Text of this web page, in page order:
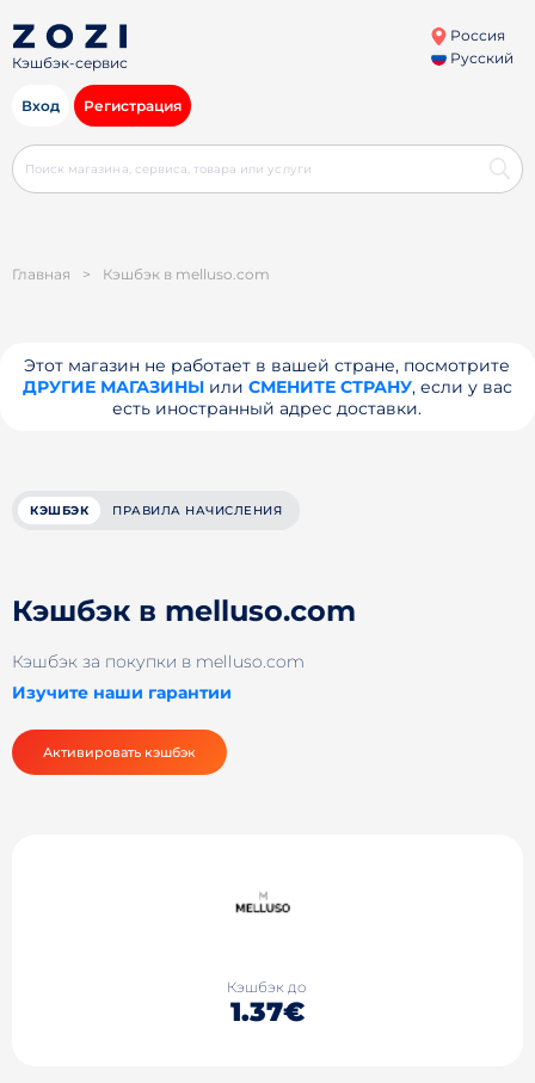
Кэшбэк-сервис
Россия
Русский
Вход Регистрация
Главная > Кэшбэк в melluso.com
Этот магазин не работает в вашей стране, посмотрите
ДРУГИЕ МАГАЗИНЫили СМЕНИТЕ СТРАНУ, если у вас
есть иностранный адрес доставки.
КЭШБЭК ПРАВИЛА НАЧИСЛЕНИЯ
Кэшбэк в melluso.com
Кэшбэк за покупки в melluso.com
Изучите наши гарантии
Активировать кэшбэк
Кэшбэк до
1.37€